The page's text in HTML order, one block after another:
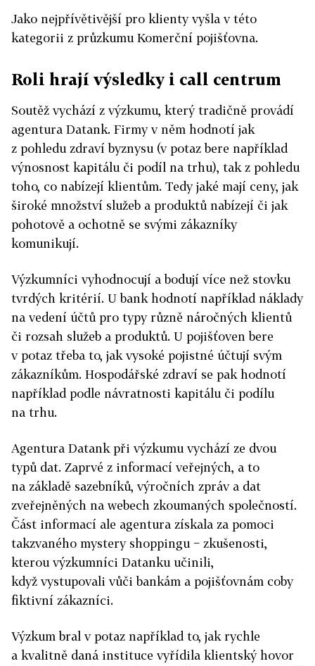
Jako nejpřívětivější pro klienty vyšla v této
kategorii z průzkumu Komerční pojišťovna.
Roli hrají výsledky i call centrum
Soutěž vychází z výzkumu, který tradičně provádí
agentura Datank. Firmy v něm hodnotí jak
z pohledu zdraví byznysu (v potaz bere například
výnosnost kapitálu či podíl na trhu), tak z pohledu
toho, co nabízejí klientům. Tedy jaké mají ceny, jak
široké množství služeb a produktů nabízejí či jak
pohotově a ochotně se svými zákazníky
komunikují.
Výzkumníci vyhodnocují a bodují více než stovku
tvrdých kritérií. U bank hodnotí například náklady
na vedení účtů pro typy různě náročných klientů
či rozsah služeb a produktů. U pojišťoven bere
v potaz třeba to, jak vysoké pojistné účtují svým
zákazníkům. Hospodářské zdraví se pak hodnotí
například podle návratnosti kapitálu či podílu
na trhu.
Agentura Datank při výzkumu vychází ze dvou
typů dat. Zaprvé z informací veřejných, a to
na základě sazebníků, výročních zpráv a dat
zveřejněných na webech zkoumaných společností.
Část informací ale agentura získala za pomoci
takzvaného mystery shoppingu − zkušenosti,
kterou výzkumníci Datanku učinili,
když vystupovali vůči bankám a pojišťovnám coby
fiktivní zákazníci.
Výzkum bral v potaz například to, jak rychle
a kvalitně daná instituce vyřídila klientský hovor